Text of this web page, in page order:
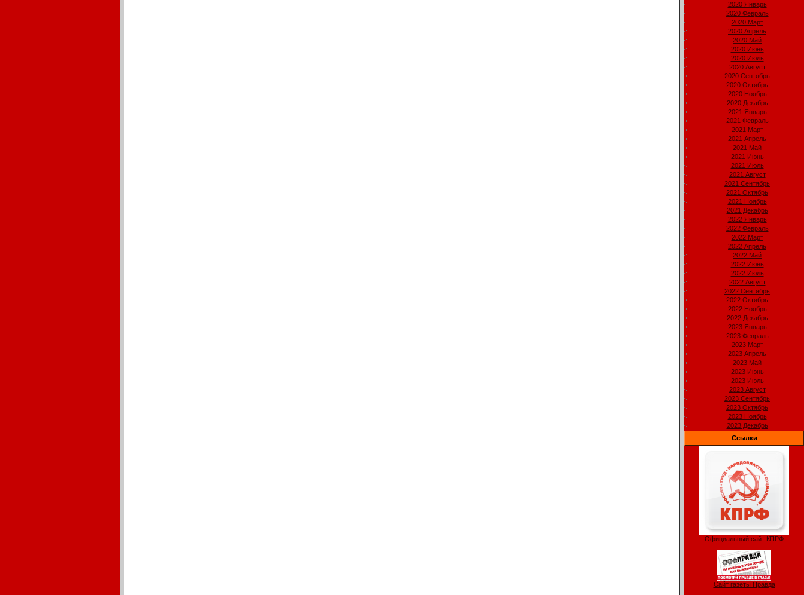
2020 Январь
2020 Февраль
2020 Март
2020 Апрель
2020 Май
2020 Июнь
2020 Июль
2020 Август
2020 Сентябрь
2020 Октябрь
2020 Ноябрь
2020 Декабрь
2021 Январь
2021 Февраль
2021 Март
2021 Апрель
2021 Май
2021 Июнь
2021 Июль
2021 Август
2021 Сентябрь
2021 Октябрь
2021 Ноябрь
2021 Декабрь
2022 Январь
2022 Февраль
2022 Март
2022 Апрель
2022 Май
2022 Июнь
2022 Июль
2022 Август
2022 Сентябрь
2022 Октябрь
2022 Ноябрь
2022 Декабрь
2023 Январь
2023 Февраль
2023 Март
2023 Апрель
2023 Май
2023 Июнь
2023 Июль
2023 Август
2023 Сентябрь
2023 Октябрь
2023 Ноябрь
2023 Декабрь
Ссылки
Официальный сайт КПРФ
Сайт газеты Правда